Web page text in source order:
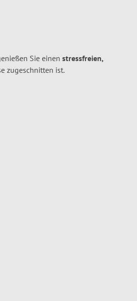
Sie einen stressfreien,
zugeschnitten ist.